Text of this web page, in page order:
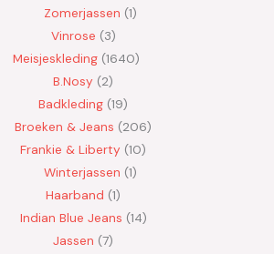
Zomerjassen 1
Vinrose 3
Meisjeskleding 1640
B.Nosy
2
Badkleding 19
Broeken & Jeans
206
Frankie & Liberty 10
Winterjassen 1
Haarband 1
Indian Blue Jeans 14
Jassen 7